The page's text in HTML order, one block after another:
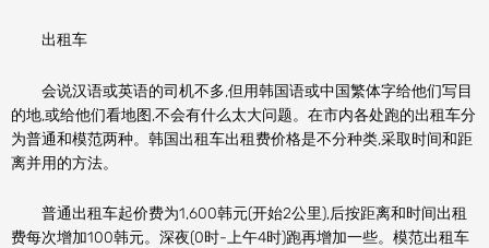
出租车
会说汉语或英语的司机不多,但用韩国语或中国繁体字给他们写目
的地,或给他们看地图,不会有什么太大问题。在市内各处跑的出租车分
为普通和模范两种。韩国出租车出租费价格是不分种类,采取时间和距
离并用的方法。
普通出租车起价费为1,600韩元(开始2公里),后按距离和时间出租
费每次增加100韩元。深夜(0时-上午4时)跑再增加一些。模范出租车